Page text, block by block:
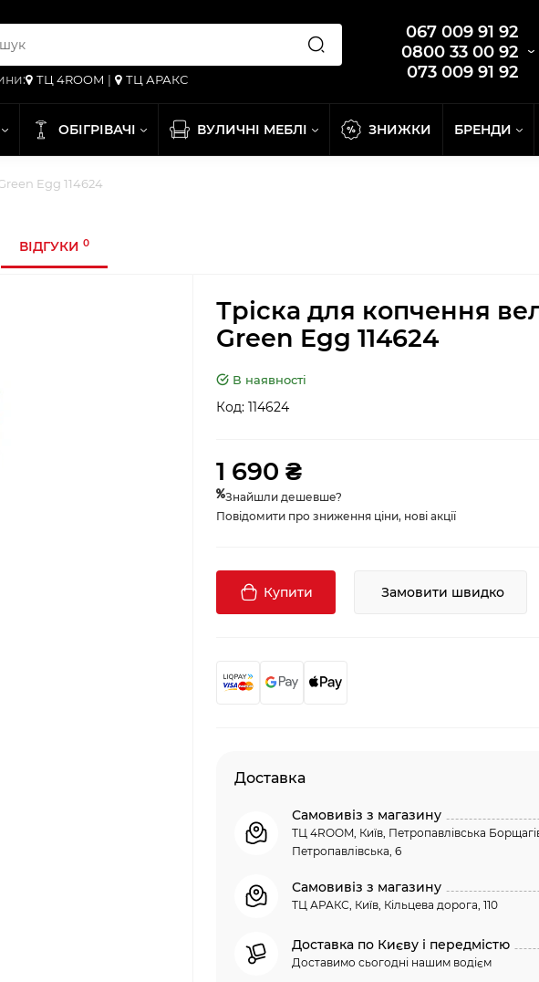
067 009 91 92
0800 33 00 92
073 009 91 92
ТЦ 4ROOM | ТЦ АРАКС
ОБІГРІВАЧІ ВУЛИЧНІ МЕБЛІ ЗНИЖКИ БРЕНДИ
Egg 114624
ВІДГУКИ 0
Тріска для копчення
Green Egg 114624
В наявності
Код: 114624
1 690 ₴
Знайшли дешевше?
Повідомити про зниження ціни, нові акції
Купити Замовити швидко
Доставка
Самовивіз з магазину
ТЦ 4ROOM, Київ, Петропавлівська
Петропавлівська, 6
Самовивіз з магазину
ТЦ АРАКС, Київ, Кільцева дорога, 110
Доставка по Києву і передмістю
Доставимо сьогодні нашим водієм